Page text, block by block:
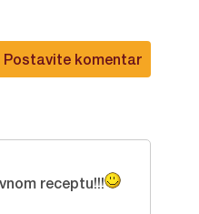
Postavite komentar
receptu!!!